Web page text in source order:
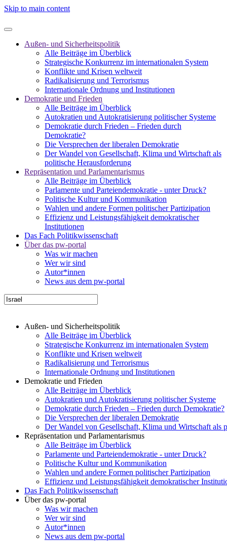
Skip to main content
Außen- und Sicherheitspolitik
Alle Beiträge im Überblick
Strategische Konkurrenz im internationalen System
Konflikte und Krisen weltweit
Radikalisierung und Terrorismus
Internationale Ordnung und Institutionen
Demokratie und Frieden
Alle Beiträge im Überblick
Autokratien und Autokratisierung politischer Systeme
Demokratie durch Frieden – Frieden durch
Demokratie?
Die Versprechen der liberalen Demokratie
Der Wandel von Gesellschaft, Klima und Wirtschaft als
politische Herausforderung
Repräsentation und Parlamentarismus
Alle Beiträge im Überblick
Parlamente und Parteiendemokratie - unter Druck?
Politische Kultur und Kommunikation
Wahlen und andere Formen politischer Partizipation
Effizienz und Leistungsfähigkeit demokratischer
Institutionen
Das Fach Politikwissenschaft
Über das pw-portal
Was wir machen
Wer wir sind
Autor*innen
News aus dem pw-portal
Außen- und Sicherheitspolitik
Alle Beiträge im Überblick
Strategische Konkurrenz im internationalen System
Konflikte und Krisen weltweit
Radikalisierung und Terrorismus
Internationale Ordnung und Institutionen
Demokratie und Frieden
Alle Beiträge im Überblick
Autokratien und Autokratisierung politischer Systeme
Demokratie durch Frieden – Frieden durch Demokratie?
Die Versprechen der liberalen Demokratie
Der Wandel von Gesellschaft, Klima und Wirtschaft als
Repräsentation und Parlamentarismus
Alle Beiträge im Überblick
Parlamente und Parteiendemokratie - unter Druck?
Politische Kultur und Kommunikation
Wahlen und andere Formen politischer Partizipation
Effizienz und Leistungsfähigkeit demokratischer
Das Fach Politikwissenschaft
Über das pw-portal
Was wir machen
Wer wir sind
Autor*innen
News aus dem pw-portal